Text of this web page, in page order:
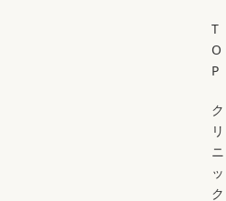
T
O
P
ク
リ
ニ
ッ
ク